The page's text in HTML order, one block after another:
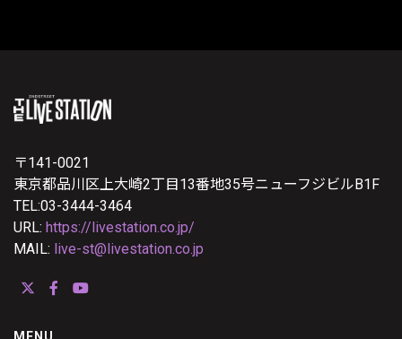
〒141-0021
東京都品川区上大崎2丁目13番地35号ニューフジビルB1F
TEL:03-3444-3464
URL: https://livestation.co.jp/
MAIL: live-st@livestation.co.jp
MENU